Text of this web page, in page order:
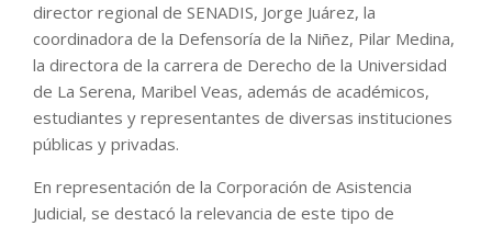
director regional de SENADIS, Jorge Juárez, la
coordinadora de la Defensoría de la Niñez, Pilar Medina,
la directora de la carrera de Derecho de la Universidad
de La Serena, Maribel Veas, además de académicos,
estudiantes y representantes de diversas instituciones
públicas y privadas.
En representación de la Corporación de Asistencia
Judicial, se destacó la relevancia de este tipo de